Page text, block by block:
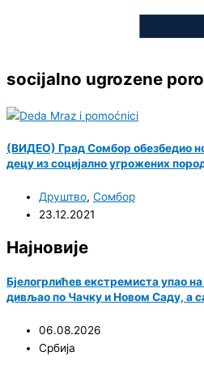
socijalno ugrozene
(ВИДЕО) Град Сомбор обезбедио
децу из социјално угрожених
Друштво, Сомбор
23.12.2021
Најновије
Бјелогрлићев екстремиста упао
дивљао по Чачку и Новом Саду, а
06.08.2026
Србија